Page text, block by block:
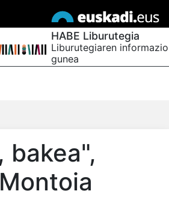
HABE Liburutegia
Liburutegiaren informazio
gunea
bakea",